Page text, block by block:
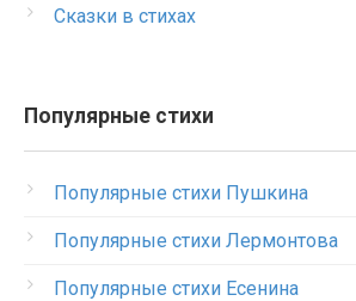
Сказки в стихах
Популярные стихи
Популярные стихи Пушкина
Популярные стихи Лермонтова
Популярные стихи Есенина